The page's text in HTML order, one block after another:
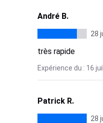
André B.
28
très rapide
Expérience du : 16
Patrick R.
28